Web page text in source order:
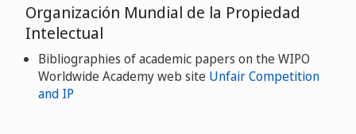
Organización Mundial de la Propiedad
Intelectual
Bibliographies of academic papers on the WIPO
Worldwide Academy web site Unfair Competition
and IP